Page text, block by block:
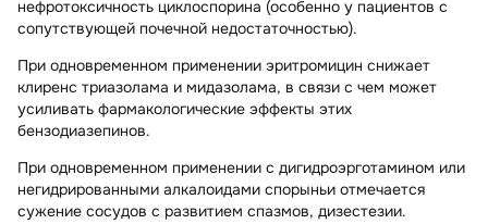
нефротоксичность циклоспорина (особенно у пациентов с
сопутствующей почечной недостаточностью).
При одновременном применении эритромицин снижает
клиренс триазолама и мидазолама, в связи с чем может
усиливать фармакологические эффекты этих
бензодиазепинов.
При одновременном применении с дигидроэрготамином или
негидрированными алкалоидами спорыньи отмечается
сужение сосудов с развитием спазмов, дизестезии.